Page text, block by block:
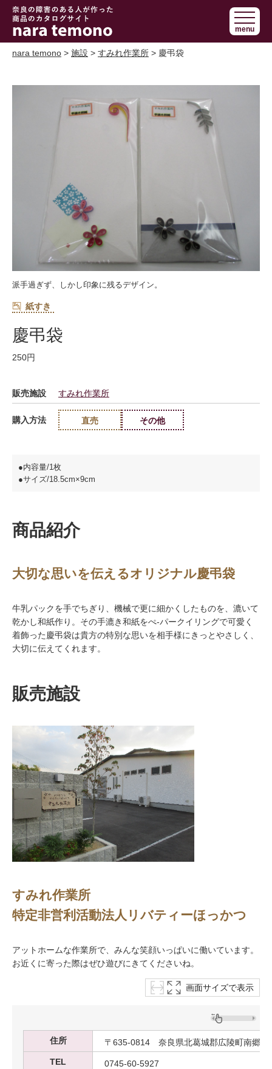
奈良で障害の
ある人の手作
り商品 nara
menu
nara temono > 施設 > すみれ作業所 > 慶弔袋
派手過ぎず、しかし印象に残るデザイン。
紙すき
慶弔袋
250円
販売施設 すみれ作業所
購入方法 直売 その他
●内容量/1枚
●サイズ/18.5cm×9cm
商品紹介
大切な思いを伝えるオリジナル慶弔袋
牛乳パックを手でちぎり、機械で更に細かくしたものを、漉いて
乾かし和紙作り。その手漉き和紙をぺ-パークイリングで可愛く
着飾った慶弔袋は貴方の特別な思いを相手様にきっとやさしく、
大切に伝えてくれます。
販売施設
すみれ作業所
特定非営利活動法人リバティーほっかつ
アットホームな作業所で、みんな笑顔いっぱいに働いています。
お近くに寄った際はぜひ遊びにきてくださいね。
画面サイズで表示
住所
〒635-0814 奈良県北葛城郡広陵町南郷
TEL
0745-60-5927